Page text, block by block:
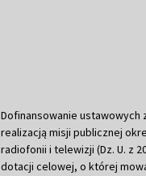
Dofinansowanie ustawowych
realizacją misji publicznej
radiofonii i telewizji (Dz. U. z
dotacji celowej, o której